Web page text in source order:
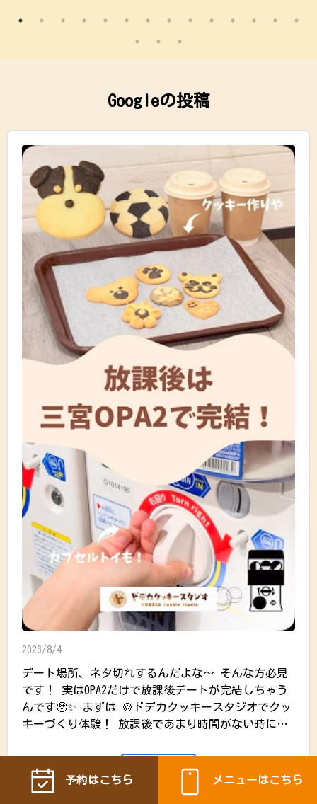
予約はこちら メニューはこちら
Googleの投稿
2026/8/4
デート場所、ネタ切れするんだよな〜 そんな方必見
です！ 実はOPA2だけで放課後デートが完結しちゃう
んです🥹✨ まずは 🍪ドデカクッキースタジオでクッ
キーづくり体験！ 放課後であまり時間がない時に
たてミニクッキーづくり体験」がおすすめ！ 学校帰
りにもぴったり🙌 クッキーを焼いている間は… 🃏
UNOやトランプで勝負！ 待ち時間まで楽しめるのが嬉
詳細を見る